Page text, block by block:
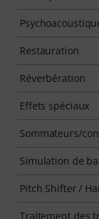
Restauration
Réverbération
Effets spéciaux
Sommateurs/
Simulation de
Pitch Shifter /
Traitement des